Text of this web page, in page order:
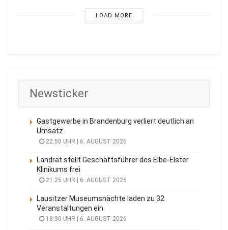
LOAD MORE
Newsticker
Gastgewerbe in Brandenburg verliert deutlich an
Umsatz
22:50 UHR | 6. AUGUST 2026
Landrat stellt Geschäftsführer des Elbe-Elster
Klinikums frei
21:25 UHR | 6. AUGUST 2026
Lausitzer Museumsnächte laden zu 32
Veranstaltungen ein
18:30 UHR | 6. AUGUST 2026